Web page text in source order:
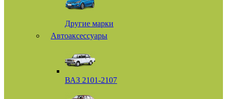
Другие марки
Автоаксессуары
ВАЗ 2101-2107